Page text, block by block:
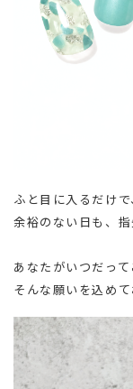
ふと目に入るだけで
余裕のない日も、
あなたがいつだっ
そんな願いを込めて